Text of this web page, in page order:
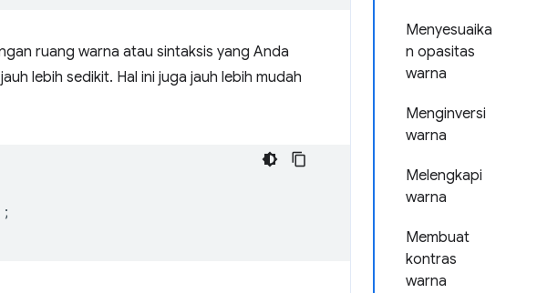
Menyesuaika
n opasitas
warna
Menginversi
warna
Melengkapi
warna
Membuat
kontras
warna
ruang warna atau sintaksis yang Anda
lebih sedikit. Hal ini juga jauh lebih mudah